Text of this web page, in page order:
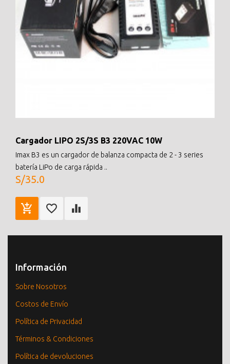
Cargador LIPO 2S/3S B3 220VAC 10W
Imax B3 es un cargador de balanza compacta de 2 - 3 series
batería LiPo de carga rápida ..
S/35.0
Información
Sobre Nosotros
Costos de Envío
Política de Privacidad
Términos & Condiciones
Política de devoluciones